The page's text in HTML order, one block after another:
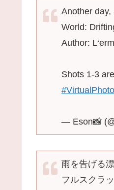
Another day,
World:
Author:
Shots 1-3
— Eson📸
雨を告げる
フルスクラ